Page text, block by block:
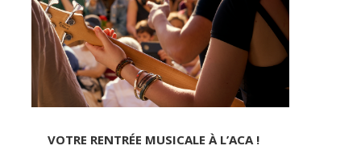
VOTRE RENTRÉE MUSICALE À L’ACA !